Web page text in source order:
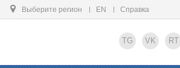
Выберите регион EN Справка
TG VK RT